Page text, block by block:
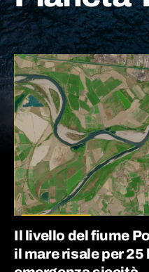
Il livello del fiume
il mare risale per 25